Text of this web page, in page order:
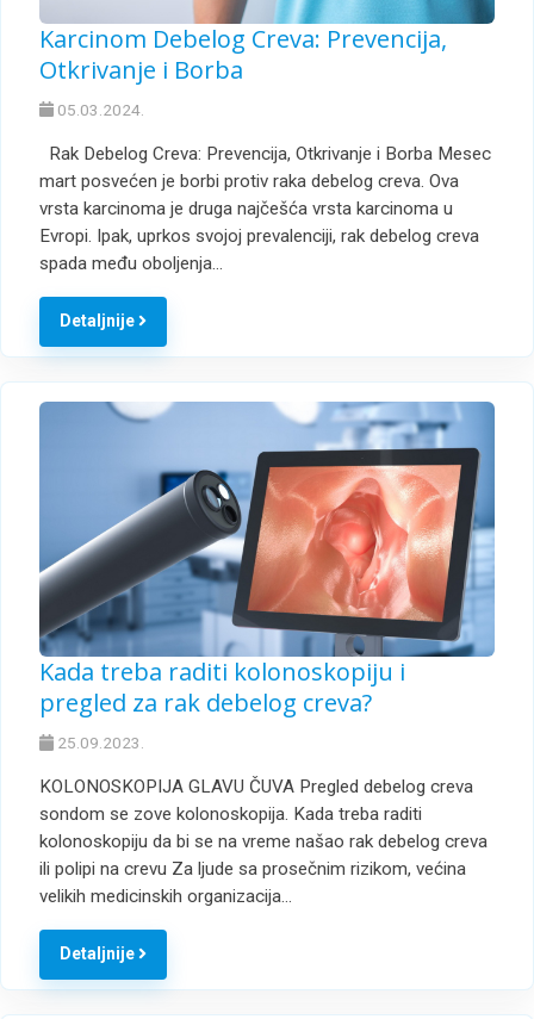
Karcinom Debelog Creva: Prevencija,
Otkrivanje i Borba
05.03.2024.
Rak Debelog Creva: Prevencija, Otkrivanje i Borba Mesec
mart posvećen je borbi protiv raka debelog creva. Ova
vrsta karcinoma je druga najčešća vrsta karcinoma u
Evropi. Ipak, uprkos svojoj prevalenciji, rak debelog creva
spada među oboljenja…
Detaljnije
Kada treba raditi kolonoskopiju i
pregled za rak debelog creva?
25.09.2023.
KOLONOSKOPIJA GLAVU ČUVA Pregled debelog creva
sondom se zove kolonoskopija. Kada treba raditi
kolonoskopiju da bi se na vreme našao rak debelog creva
ili polipi na crevu Za ljude sa prosečnim rizikom, većina
velikih medicinskih organizacija…
Detaljnije